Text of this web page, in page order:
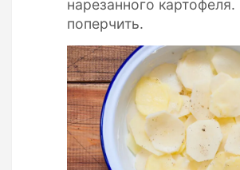
нарезанного
поперчить.